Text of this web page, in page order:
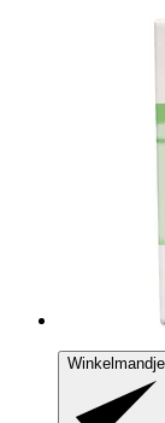
Winkelmandje